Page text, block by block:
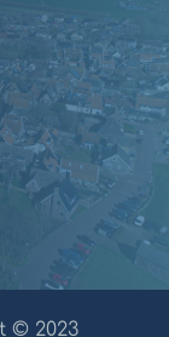
© 2023